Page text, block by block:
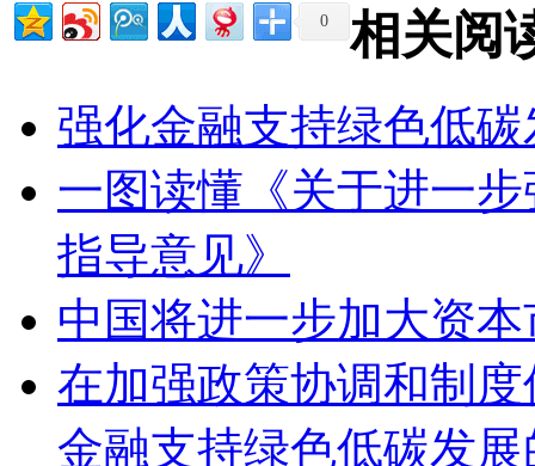
0 相关阅
强化金融支持绿色低碳
一图读懂《关于进一
指导意见》
中国将进一步加大资
在加强政策协调和制
金融支持绿色低碳发